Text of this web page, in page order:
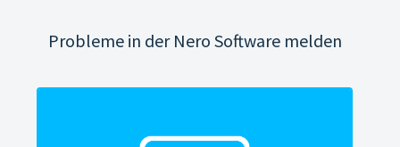
Probleme in der Nero Software melden